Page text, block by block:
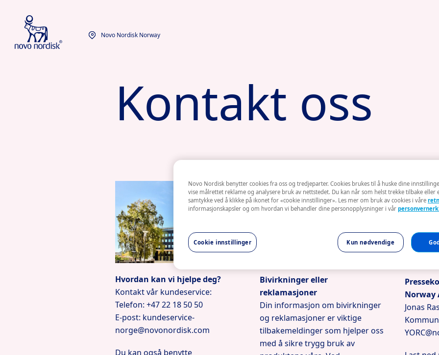
Novo Nordisk Norway
Kontakt oss
Hvordan kan vi hjelpe deg?
Kontakt vår kundeservice:
Telefon: +47 22 18 50 50
E-post: kundeservice-
norge@novonordisk.com
Du kan også benytte
Bivirkninger eller
reklamasjoner
Din informasjon om bivirkninger
og reklamasjoner er viktige
tilbakemeldinger som hjelper oss
med å sikre trygg bruk av
Norway
Jonas
Novo Nordisk benytter cookies fra oss og tredjeparter. Cookies brukes til å huske dine
vise målrettet reklame og analysere bruk av nettstedet. Du kan når som helst trekke tilbake eller
samtykke ved å klikke på ikonet for «cookie innstillinger». Les mer om bruk av cookies i våre
informasjonskapsler og om hvordan vi behandler dine personopplysninger i vår
Cookie innstillinger Kun nødvendige